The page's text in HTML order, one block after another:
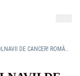
SPERANȚĂ PENTRU BOLNAVII DE CANCER! ROMÂNIA VA PRODUCE IZOTOPUL ANTI-CANCER LUTEȚIU-177 LA CERNAVODĂ!